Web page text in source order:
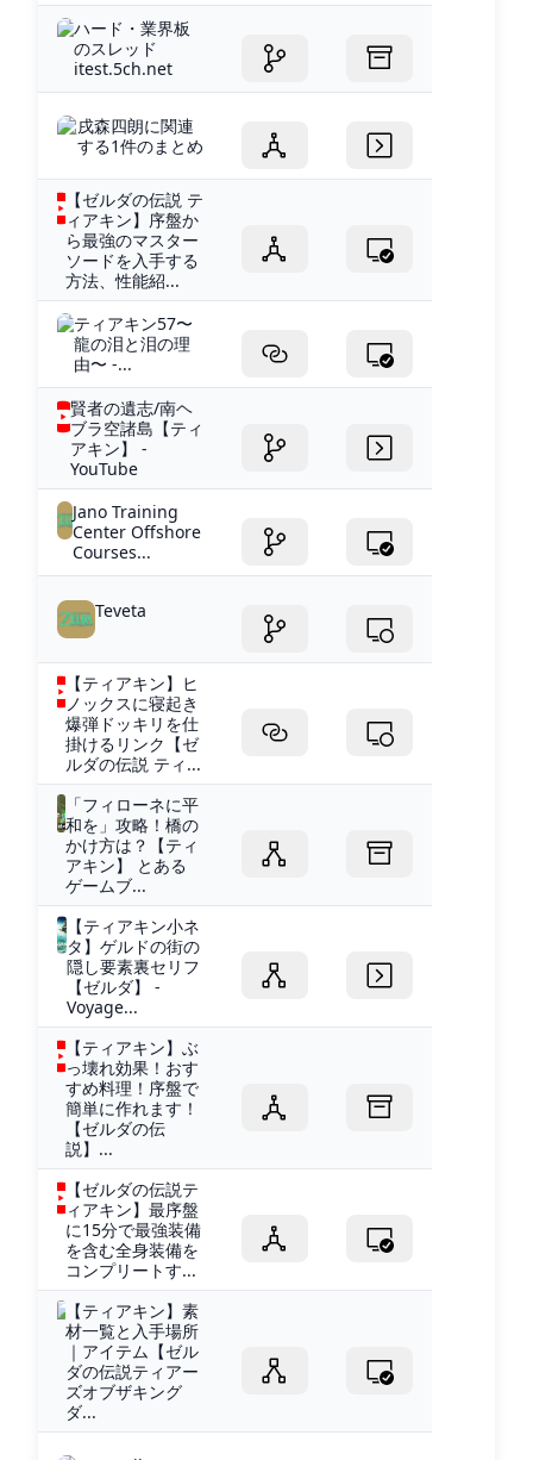
ハード・業界板
のスレッド
itest.5ch.net
戌森四朗に関連
する1件のまとめ
【ゼルダの伝説 テ
ィアキン】序盤か
ら最強のマスター
ソードを入手する
方法、性能紹...
ティアキン57〜
龍の泪と泪の理
由〜 -...
賢者の遺志/南ヘ
ブラ空諸島【ティ
アキン】 -
YouTube
Jano Training
Center Offshore
Courses...
Teveta
【ティアキン】ヒ
ノックスに寝起き
爆弾ドッキリを仕
掛けるリンク【ゼ
ルダの伝説 ティ...
「フィローネに平
和を」攻略！橋の
かけ方は？【ティ
アキン】 とある
ゲームブ...
【ティアキン小ネ
タ】ゲルドの街の
隠し要素裏セリフ
【ゼルダ】 -
Voyage...
【ティアキン】ぶ
っ壊れ効果！おす
すめ料理！序盤で
簡単に作れます！
【ゼルダの伝
説】...
【ゼルダの伝説テ
ィアキン】最序盤
に15分で最強装備
を含む全身装備を
コンプリートす...
【ティアキン】素
材一覧と入手場所
｜アイテム【ゼル
ダの伝説ティアー
ズオブザキング
ダ...